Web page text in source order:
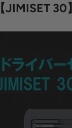
【JIMISET 30】